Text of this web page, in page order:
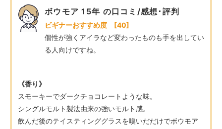
ボウモア 15年 の口コミ/感想･評判
ビギナーおすすめ度 [40]
個性が強くアイラなど変わったものも手を出してい
る人向けですね。
《香り》
スモーキーでダークチョコレートような味。
シングルモルト製法由来の強いモルト感。
飲んだ後のテイスティンググラスを嗅いだだけでボウモア